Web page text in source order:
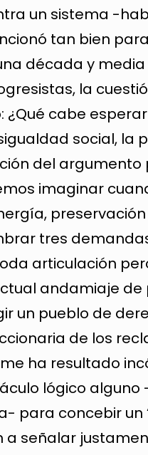
un sistema -
tan bien
década y
la
cabe
social, la
del
imaginar
tres
articulación
andamiaje
un pueblo de
de los
ha resultado
lógico
para concebir un
a señalar